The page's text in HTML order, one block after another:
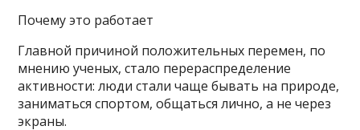
Почему это работает
Главной причиной положительных перемен, по
мнению ученых, стало перераспределение
активности: люди стали чаще бывать на природе,
заниматься спортом, общаться лично, а не через
экраны.